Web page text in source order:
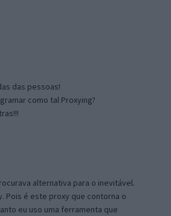
das pessoas!
como tal Proxying?
alternativa para o inevitável.
Pois é este proxy que contorna o
eu uso uma ferramenta que